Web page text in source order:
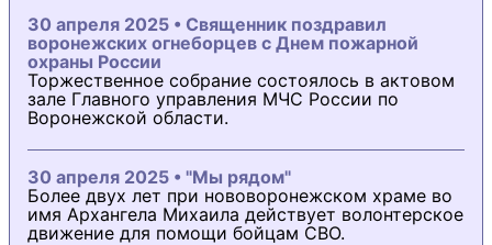
30 апреля 2025 • Священник поздравил
воронежских огнеборцев с Днем пожарной
охраны России
Торжественное собрание состоялось в актовом
зале Главного управления МЧС России по
Воронежской области.
30 апреля 2025 • "Мы рядом"
Более двух лет при нововоронежском храме во
имя Архангела Михаила действует волонтерское
движение для помощи бойцам СВО.